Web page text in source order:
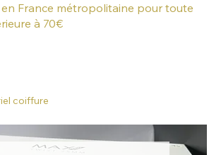
France métropolitaine pour toute
à 70€
coiffure